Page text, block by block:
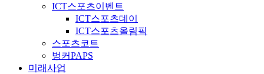
ICT스포츠이벤트
ICT스포츠데이
ICT스포츠올림픽
스포츠코트
벙커PAPS
미래사업